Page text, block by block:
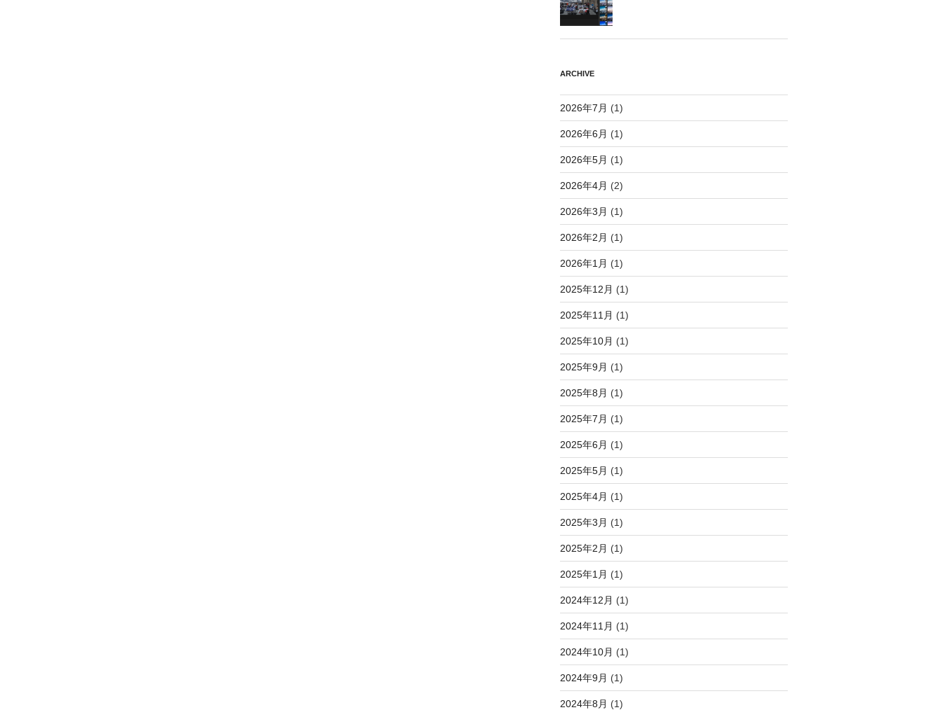
ARCHIVE
2026年7月 (1)
2026年6月 (1)
2026年5月 (1)
2026年4月 (2)
2026年3月 (1)
2026年2月 (1)
2026年1月 (1)
2025年12月 (1)
2025年11月 (1)
2025年10月 (1)
2025年9月 (1)
2025年8月 (1)
2025年7月 (1)
2025年6月 (1)
2025年5月 (1)
2025年4月 (1)
2025年3月 (1)
2025年2月 (1)
2025年1月 (1)
2024年12月 (1)
2024年11月 (1)
2024年10月 (1)
2024年9月 (1)
2024年8月 (1)